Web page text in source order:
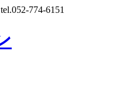
tel.052-774-6151